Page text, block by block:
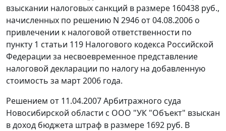
взыскании налоговых санкций в размере 160438 руб.,
начисленных по решению N 2946 от 04.08.2006 о
привлечении к налоговой ответственности по
пункту 1 статьи 119 Налогового кодекса Российской
Федерации за несвоевременное представление
налоговой декларации по налогу на добавленную
стоимость за март 2006 года.
Решением от 11.04.2007 Арбитражного суда
Новосибирской области с ООО "УК "Объект" взыскан
в доход бюджета штраф в размере 1692 руб. В